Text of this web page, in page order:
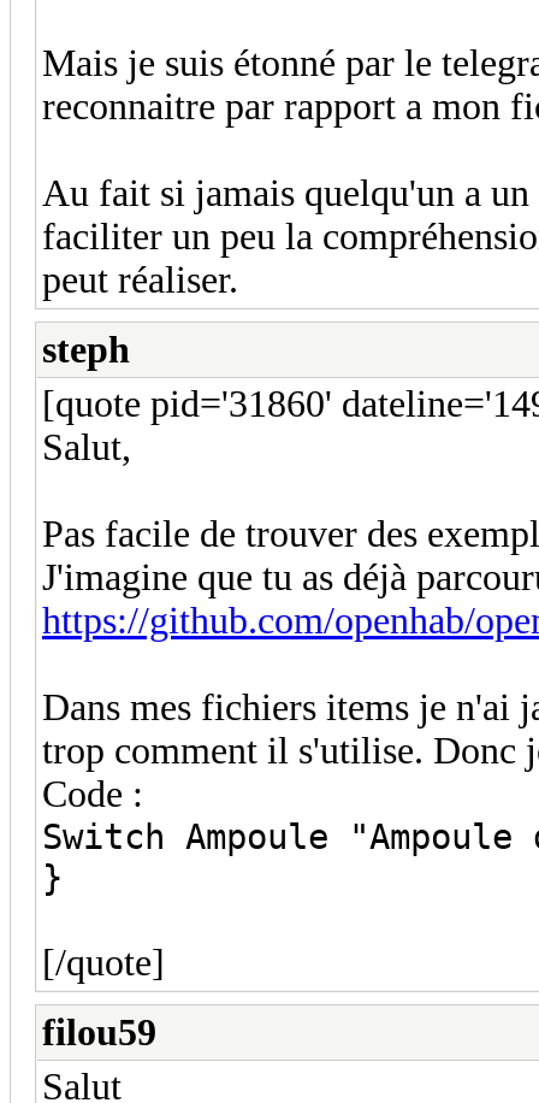
Mais je suis étonné par le
reconnaitre par rapport a mon
Au fait si jamais quelqu'un a
faciliter un peu la
peut réaliser.
steph
[quote pid='31860'
Salut,
Pas facile de trouver des
J'imagine que tu as déjà
https://github.com/openhab/
Dans mes fichiers items je n'ai
trop comment il s'utilise. Donc
Code :
Switch Ampoule
}
[/quote]
filou59
Salut